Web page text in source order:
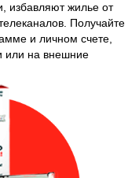
избавляют жилье от
Получайте
и личном счете,
или на внешние